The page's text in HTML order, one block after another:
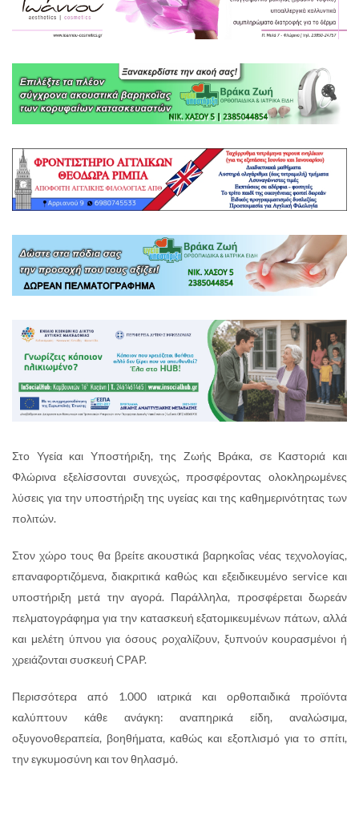
Στο Υγεία και Υποστήριξη, της Ζωής Βράκα, σε Καστοριά και
Φλώρινα εξελίσσονται συνεχώς, προσφέροντας ολοκληρωμένες
λύσεις για την υποστήριξη της υγείας και της καθημερινότητας των
πολιτών.
Στον χώρο τους θα βρείτε ακουστικά βαρηκοΐας νέας τεχνολογίας,
επαναφορτιζόμενα, διακριτικά καθώς και εξειδικευμένο service και
υποστήριξη μετά την αγορά. Παράλληλα, προσφέρεται δωρεάν
πελματογράφημα για την κατασκευή εξατομικευμένων πάτων, αλλά
και μελέτη ύπνου για όσους ροχαλίζουν, ξυπνούν κουρασμένοι ή
χρειάζονται συσκευή CPAP.
Περισσότερα από 1.000 ιατρικά και ορθοπαιδικά προϊόντα
καλύπτουν κάθε ανάγκη: αναπηρικά είδη, αναλώσιμα,
οξυγονοθεραπεία, βοηθήματα, καθώς και εξοπλισμό για το σπίτι,
την εγκυμοσύνη και τον θηλασμό.